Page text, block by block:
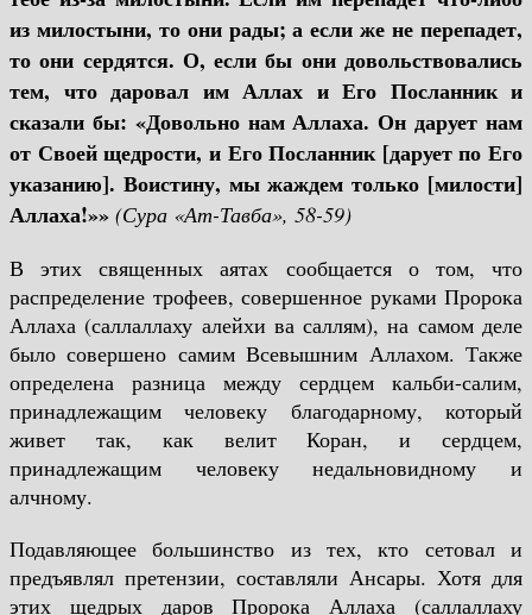
из милостыни, то они рады; а если же не перепадет,
то они сердятся. О, если бы они довольствовались
тем, что даровал им Аллах и Его Посланник и
сказали бы: «Довольно нам Аллаха. Он дарует нам
от Своей щедрости, и Его Посланник [дарует по Его
указанию]. Воистину, мы жаждем только [милости]
Аллаха!»» (Сура «Ат-Тавба», 58-59)
В этих священных аятах сообщается о том, что
распределение трофеев, совершенное руками Пророка
Аллаха (саллаллаху алейхи ва саллям), на самом деле
было совершено самим Всевышним Аллахом. Также
определена разница между сердцем кальби-салим,
принадлежащим человеку благодарному, который
живет так, как велит Коран, и сердцем,
принадлежащим человеку недальновидному и
алчному.
Подавляющее большинство из тех, кто сетовал и
предъявлял претензии, составляли Ансары. Хотя для
этих щедрых даров Пророка Аллаха (саллаллаху